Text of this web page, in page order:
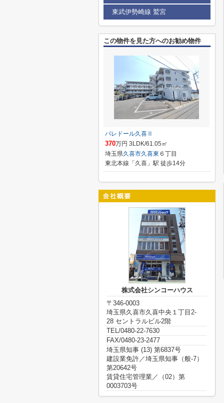
東武伊勢崎線 鷲宮
この物件を見た方へのお勧め物件
パレドール久喜Ⅱ
370万円 3LDK/61.05㎡
埼玉県久喜市久喜東 ６丁目
東北本線「久喜」駅 徒歩14分
株式会社シンコーハウス
〒346-0003
埼玉県久喜市久喜中央１丁目2-
28 セントラルビル2階
TEL/0480-22-7630
FAX/0480-23-2477
埼玉県知事 (13) 第6837号
建設業免許／埼玉県知事（般-7）
第20642号
賃貸住宅管理業／（02）第
0003703号